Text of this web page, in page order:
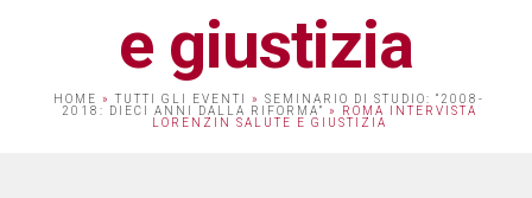
e giustizia
HOME » TUTTI GLI EVENTI » SEMINARIO DI STUDIO: “2008-
2018: DIECI ANNI DALLA RIFORMA” »
ROMA INTERVISTA
LORENZIN SALUTE E GIUSTIZIA